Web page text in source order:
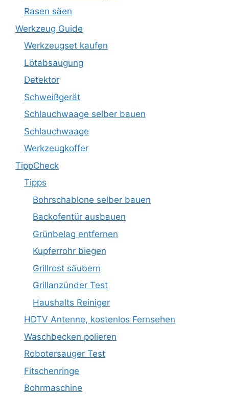
Rasen säen
Werkzeug Guide
Werkzeugset kaufen
Lötabsaugung
Detektor
Schweißgerät
Schlauchwaage selber bauen
Schlauchwaage
Werkzeugkoffer
TippCheck
Tipps
Bohrschablone selber bauen
Backofentür ausbauen
Grünbelag entfernen
Kupferrohr biegen
Grillrost säubern
Grillanzünder Test
Haushalts Reiniger
HDTV Antenne, kostenlos Fernsehen
Waschbecken polieren
Robotersauger Test
Fitschenringe
Bohrmaschine